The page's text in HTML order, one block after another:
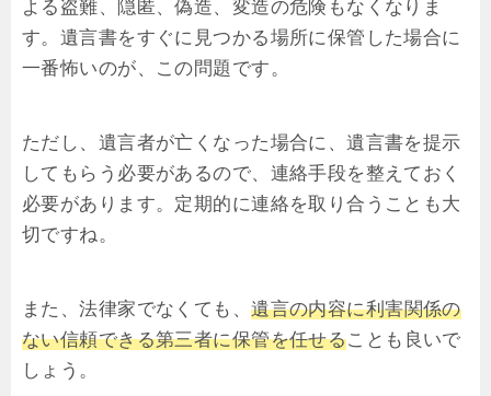
よる盗難、隠匿、偽造、変造の危険もなくなりま
す。遺言書をすぐに見つかる場所に保管した場合に
一番怖いのが、この問題です。
ただし、遺言者が亡くなった場合に、遺言書を提示
してもらう必要があるので、連絡手段を整えておく
必要があります。定期的に連絡を取り合うことも大
切ですね。
また、法律家でなくても、遺言の内容に利害関係の
ない信頼できる第三者に保管を任せることも良いで
しょう。